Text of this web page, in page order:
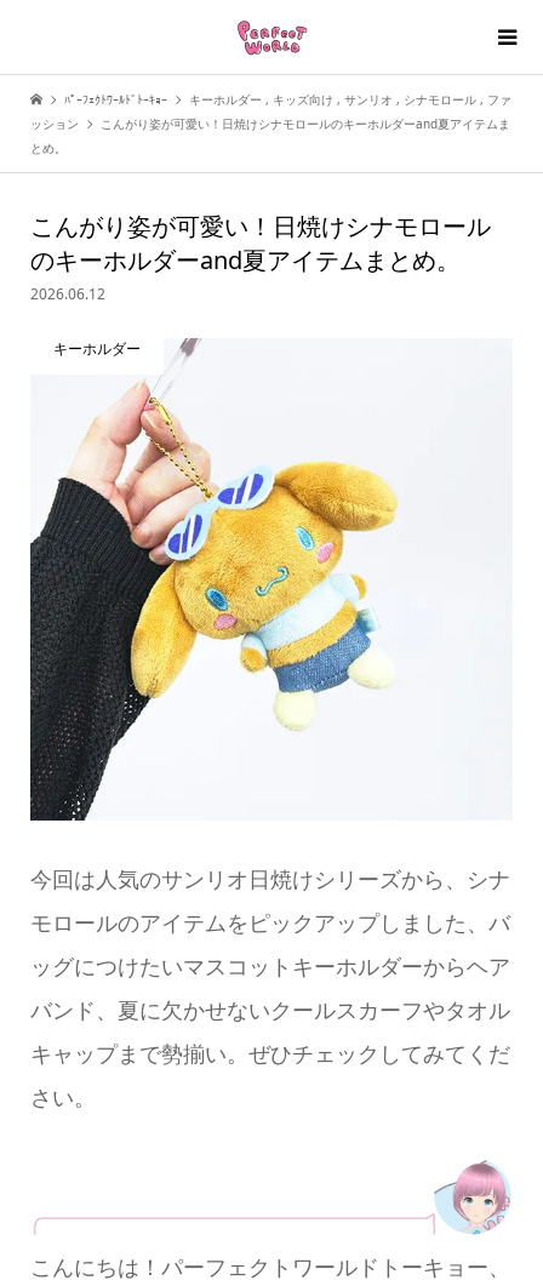
ﾊﾟｰﾌｪｸﾄﾜｰﾙﾄﾞﾄｰｷｮｰ キーホルダー , キッズ向け , サンリオ , シナモロール , ファ
ッション
こんがり姿が可愛い！日焼けシナモロールのキーホルダーand夏アイテムま
とめ。
こんがり姿が可愛い！日焼けシナモロール
のキーホルダーand夏アイテムまとめ。
2026.06.12
キーホルダー
今回は人気のサンリオ日焼けシリーズから、シナ
モロールのアイテムをピックアップしました、バ
ッグにつけたいマスコットキーホルダーからヘア
バンド、夏に欠かせないクールスカーフやタオル
キャップまで勢揃い。ぜひチェックしてみてくだ
さい。
こんにちは！パーフェクトワールドトーキョー、